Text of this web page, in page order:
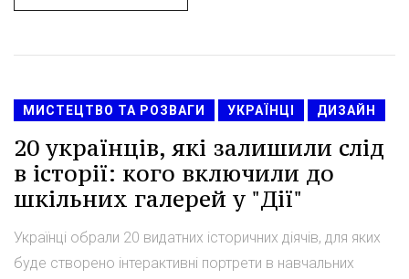
МИСТЕЦТВО ТА РОЗВАГИ УКРАЇНЦІ ДИЗАЙН
20 українців, які залишили слід
в історії: кого включили до
шкільних галерей у "Дії"
Українці обрали 20 видатних історичних діячів, для яких
буде створено інтерактивні портрети в навчальних